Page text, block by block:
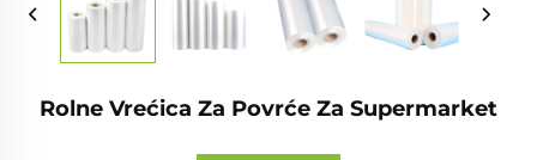
Rolne Vrećica Za Povrće Za Supermarket